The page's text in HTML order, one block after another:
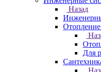
Назад
Отопление
Для